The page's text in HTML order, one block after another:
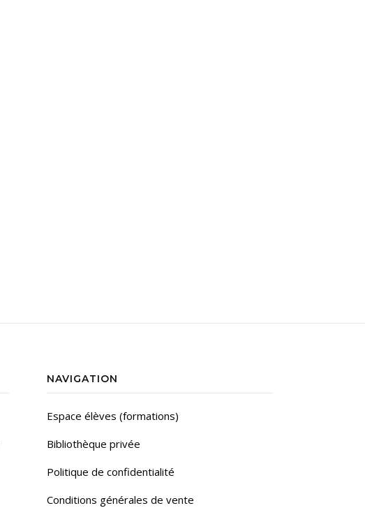
NAVIGATION
Espace élèves (formations)
Bibliothèque privée
Politique de confidentialité
Conditions générales de vente